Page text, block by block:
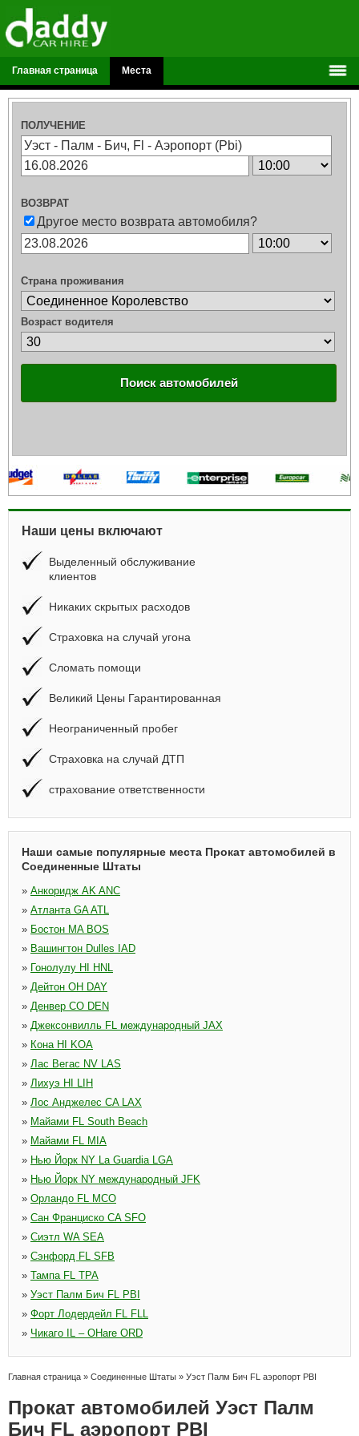
Главная страница Места
ПОЛУЧЕНИЕ
ВОЗВРАТ
Другое место возврата автомобиля?
Страна проживания
Возраст водителя
Поиск автомобилей
Наши цены включают
Выделенный обслуживание
клиентов
Никаких скрытых расходов
Страховка на случай угона
Сломать помощи
Великий Цены Гарантированная
Неограниченный пробег
Страховка на случай ДТП
страхование ответственности
Наши самые популярные места Прокат автомобилей в
Соединенные Штаты
» Анкоридж AK ANC
» Атланта GA ATL
» Бостон MA BOS
» Вашингтон Dulles IAD
» Гонолулу HI HNL
» Дейтон OH DAY
» Денвер CO DEN
» Джексонвилль FL международный JAX
» Кона HI KOA
» Лас Вегас NV LAS
» Лихуэ HI LIH
» Лос Анджелес CA LAX
» Майами FL South Beach
» Майами FL MIA
» Нью Йорк NY La Guardia LGA
» Нью Йорк NY международный JFK
» Орландо FL MCO
» Сан Франциско CA SFO
» Сиэтл WA SEA
» Сэнфорд FL SFB
» Тампа FL TPA
» Уэст Палм Бич FL PBI
» Форт Лодердейл FL FLL
» Чикаго IL – OHare ORD
Главная страница » Соединенные Штаты » Уэст Палм Бич FL аэропорт PBI
Прокат автомобилей Уэст Палм
Бич FL аэропорт PBI